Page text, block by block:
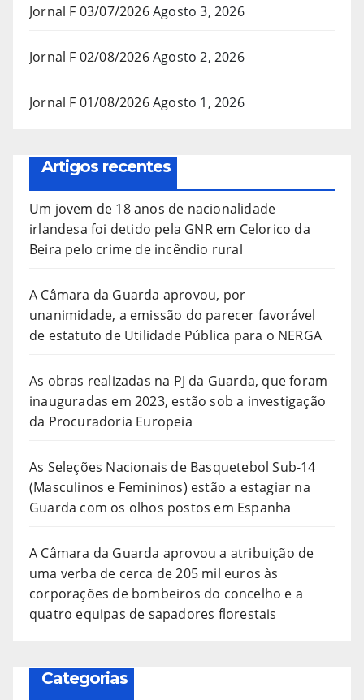
Jornal F 03/07/2026Agosto 3, 2026
Jornal F 02/08/2026Agosto 2, 2026
Jornal F 01/08/2026Agosto 1, 2026
Artigos recentes
Um jovem de 18 anos de nacionalidade
irlandesa foi detido pela GNR em Celorico da
Beira pelo crime de incêndio rural
A Câmara da Guarda aprovou, por
unanimidade, a emissão do parecer favorável
de estatuto de Utilidade Pública para o NERGA
As obras realizadas na PJ da Guarda, que foram
inauguradas em 2023, estão sob a investigação
da Procuradoria Europeia
As Seleções Nacionais de Basquetebol Sub-14
(Masculinos e Femininos) estão a estagiar na
Guarda com os olhos postos em Espanha
A Câmara da Guarda aprovou a atribuição de
uma verba de cerca de 205 mil euros às
corporações de bombeiros do concelho e a
quatro equipas de sapadores florestais
Categorias